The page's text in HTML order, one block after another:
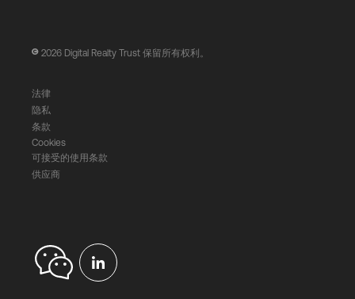
2026 Digital Realty Trust 保留所有权利。
法律
隐私
条款
Cookies
可接受的使用条款
供应商